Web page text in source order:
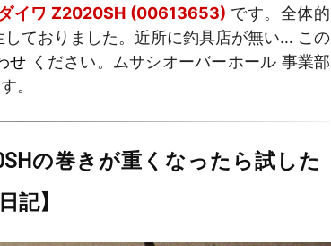
イワ Z2020SH (00613653) です。全体的
ておりました。近所に釣具店が無い… この
せ ください。ムサシオーバーホール 事業部
。
の巻きが重くなったら試した
記】